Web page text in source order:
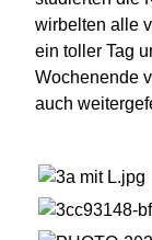
wirbelten alle
ein toller Tag
Wochenende
auch